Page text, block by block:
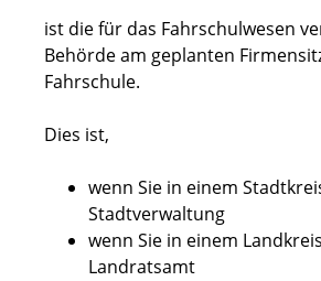
ist die für das Fahrschulwesen
Behörde am geplanten
Fahrschule.
Dies ist,
wenn Sie in einem
Stadtverwaltung
wenn Sie in einem
Landratsamt